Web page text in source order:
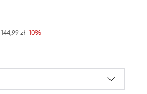
144,99 zł -10%